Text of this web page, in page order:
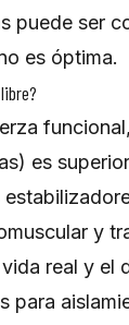
puede ser
es óptima.
es
y
real y el
para